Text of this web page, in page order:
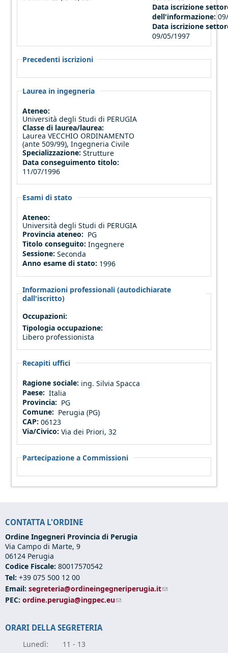
Data iscrizione
dell'informazione:
Data iscrizione
09/05/1997
Precedenti iscrizioni
Laurea in ingegneria
Ateneo:
Università degli Studi di PERUGIA
Classe di laurea/laurea:
Laurea VECCHIO ORDINAMENTO
(ante 509/99), Ingegneria Civile
Specializzazione:Strutture
Data conseguimento titolo:
11/07/1996
Esami di stato
Ateneo:
Università degli Studi di PERUGIA
Provincia ateneo: PG
Titolo conseguito:Ingegnere
Sessione:Seconda
Anno esame di stato: 1996
Informazioni professionali (autodichiarate
dall'iscritto)
Occupazioni:
Tipologia occupazione:
Libero professionista
Recapiti uffici
Ragione sociale: ing. Silvia Spacca
Paese: Italia
Provincia: PG
Comune: Perugia (PG)
CAP:06123
Via/Civico:Via dei Priori, 32
Partecipazione a Commissioni
CONTATTA L'ORDINE
Ordine Ingegneri Provincia di Perugia
Via Campo di Marte, 9
06124 Perugia
Codice Fiscale: 80017570542
Tel: +39 075 500 12 00
Email: segreteria@ordineingegneriperugia.it(link sends e-mail)
PEC: ordine.perugia@ingpec.eu(link sends e-mail)
ORARI DELLA SEGRETERIA
Lunedì: 11 - 13